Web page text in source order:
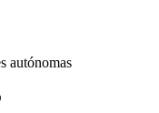
autónomas